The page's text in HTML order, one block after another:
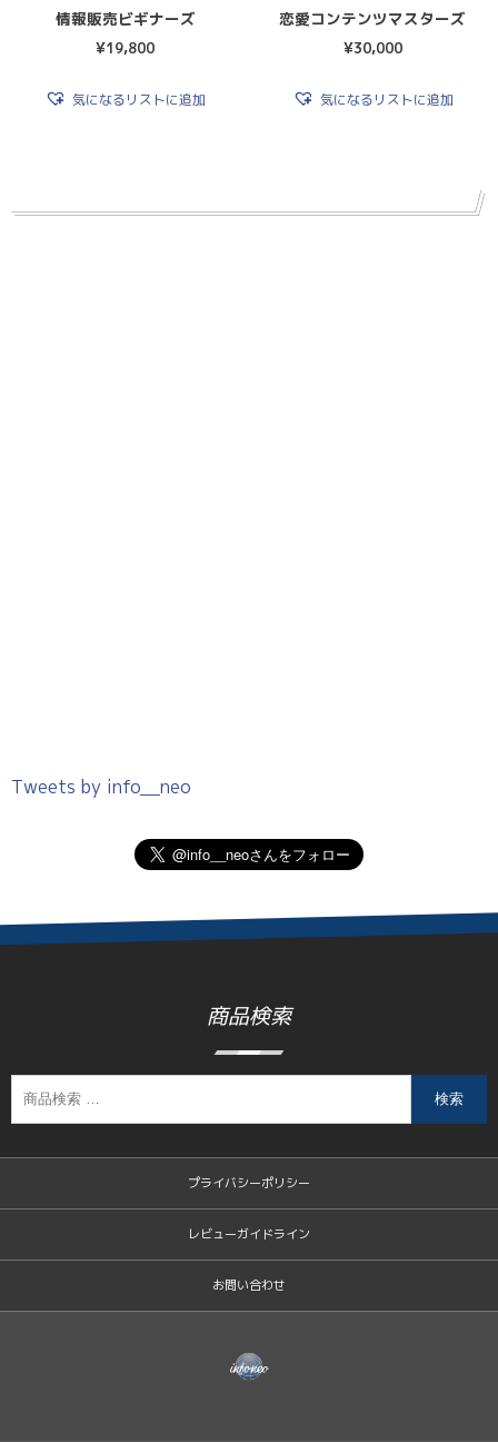
情報販売ビギナーズ
¥19,800
気になるリストに追加
恋愛コンテンツマスターズ
¥30,000
気になるリストに追加
Tweets by info__neo
商品検索
検索
プライバシーポリシー
レビューガイドライン
お問い合わせ